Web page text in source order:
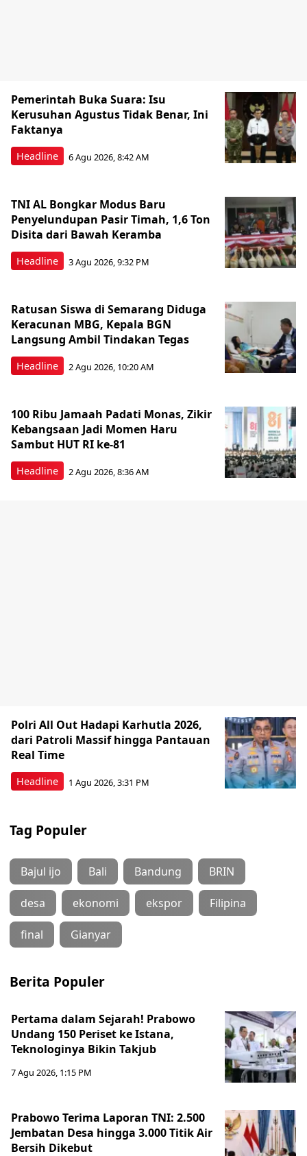
Headline
Pemerintah Buka Suara: Isu
Kerusuhan Agustus Tidak Benar, Ini
Faktanya
6 Agu 2026, 8:42 AM
Headline
TNI AL Bongkar Modus Baru
Penyelundupan Pasir Timah, 1,6 Ton
Disita dari Bawah Keramba
3 Agu 2026, 9:32 PM
Headline
Ratusan Siswa di Semarang Diduga
Keracunan MBG, Kepala BGN
Langsung Ambil Tindakan Tegas
2 Agu 2026, 10:20 AM
Headline
100 Ribu Jamaah Padati Monas, Zikir
Kebangsaan Jadi Momen Haru
Sambut HUT RI ke-81
2 Agu 2026, 8:36 AM
Headline
Polri All Out Hadapi Karhutla 2026,
dari Patroli Massif hingga Pantauan
Real Time
1 Agu 2026, 3:31 PM
Tag Populer
Bajul ijo Bali Bandung BRIN
desa ekonomi ekspor Filipina
final Gianyar
Berita Populer
Pertama dalam Sejarah! Prabowo
Undang 150 Periset ke Istana,
Teknologinya Bikin Takjub
7 Agu 2026, 1:15 PM
Prabowo Terima Laporan TNI: 2.500
Jembatan Desa hingga 3.000 Titik Air
Bersih Dikebut